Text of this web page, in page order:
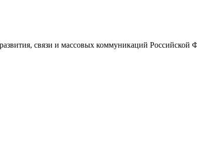
связи и массовых коммуникаций Российской